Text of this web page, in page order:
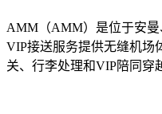
AMM（AMM）是位于安
VIP接送服务提供无缝机场
关、行李处理和VIP陪同穿